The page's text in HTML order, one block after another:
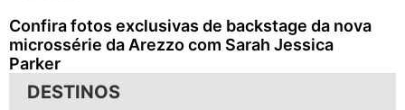
Confira fotos exclusivas de backstage da nova
microssérie da Arezzo com Sarah Jessica
Parker
DESTINOS